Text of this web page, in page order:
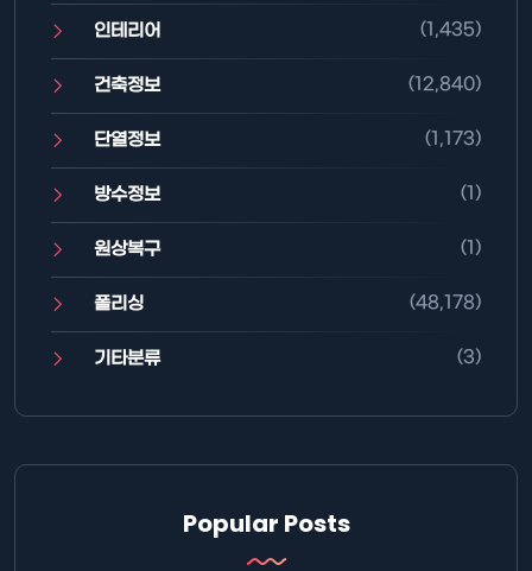
인테리어 (1,435)
건축정보 (12,840)
단열정보 (1,173)
방수정보 (1)
원상복구 (1)
폴리싱 (48,178)
기타분류 (3)
Popular Posts